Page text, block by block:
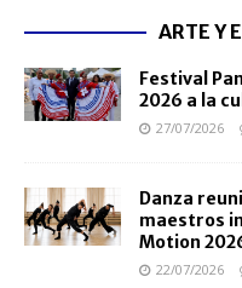
ARTE Y
Festival
2026 a la
27/07/2026
Danza
maestros
Motion
22/07/2026